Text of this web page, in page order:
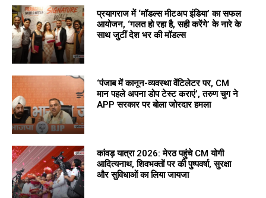
प्रयागराज में ‘मॉडल्स मीटअप इंडिया’ का सफल
आयोजन, ‘गलत हो रहा है, सही करेंगे’ के नारे के
साथ जुटीं देश भर की मॉडल्स
‘पंजाब में कानून-व्यवस्था वेंटिलेटर पर, CM
मान पहले अपना डोप टेस्ट कराएं’, तरुण चुग ने
APP सरकार पर बोला जोरदार हमला
कांवड़ यात्रा 2026: मेरठ पहुंचे CM योगी
आदित्यनाथ, शिवभक्तों पर की पुष्पवर्षा, सुरक्षा
और सुविधाओं का लिया जायजा